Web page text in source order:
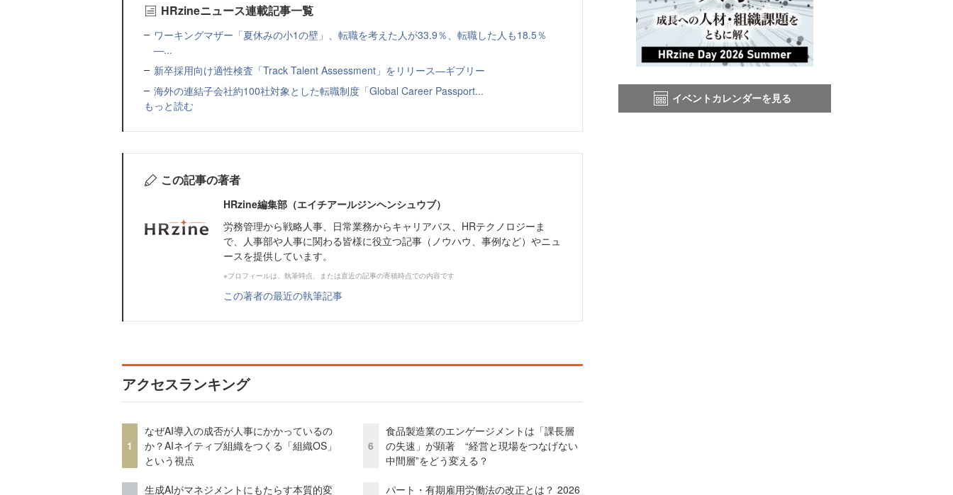
HRzineニュース連載記事一覧
ワーキングマザー「夏休みの小1の壁」、転職を考えた人が33.9％、転職した人も18.5％
—...
新卒採用向け適性検査「Track Talent Assessment」をリリース—ギブリー
海外の連結子会社約100社対象とした転職制度「Global Career Passport...
もっと読む
この記事の著者
HRzine編集部（エイチアールジンヘンシュウブ）
労務管理から戦略人事、日常業務からキャリアパス、HRテクノロジーま
で、人事部や人事に関わる皆様に役立つ記事（ノウハウ、事例など）やニュ
ースを提供しています。
※プロフィールは、執筆時点、または直近の記事の寄稿時点での内容です
この著者の最近の執筆記事
アクセスランキング
1
なぜAI導入の成否が人事にかかっているの
か？AIネイティブ組織をつくる「組織OS」
という視点
生成AIがマネジメントにもたらす本質的変
6
食品製造業のエンゲージメントは「課長層
の失速」が顕著 “経営と現場をつなげない
中間層”をどう変える？
パート・有期雇用労働法の改正とは？ 2026
イベントカレンダーを見る